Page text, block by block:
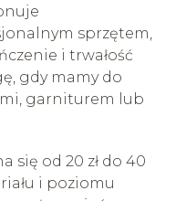
sprzętem,
i trwałość
gdy mamy do
garniturem lub
się od 20 zł do 40
i poziomu